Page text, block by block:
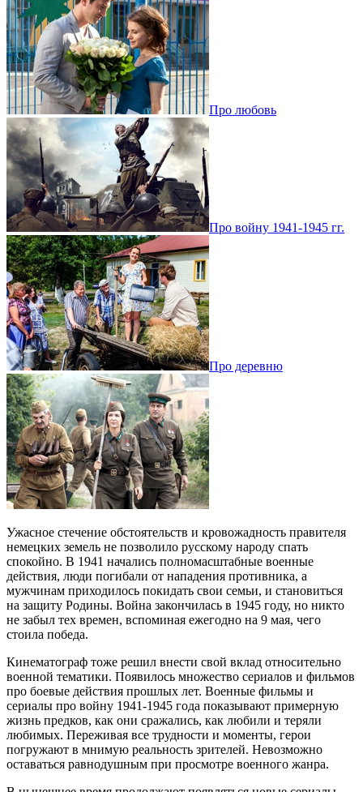
Про любовь
Про войну 1941-1945 гг.
Про деревню
Ужасное стечение обстоятельств и кровожадность правителя
немецких земель не позволило русскому народу спать
спокойно. В 1941 начались полномасштабные военные
действия, люди погибали от нападения противника, а
мужчинам приходилось покидать свои семьи, и становиться
на защиту Родины. Война закончилась в 1945 году, но никто
не забыл тех времен, вспоминая ежегодно на 9 мая, чего
стоила победа.
Кинематограф тоже решил внести свой вклад относительно
военной тематики. Появилось множество сериалов и фильмов
про боевые действия прошлых лет. Военные фильмы и
сериалы про войну 1941-1945 года показывают примерную
жизнь предков, как они сражались, как любили и теряли
любимых. Переживая все трудности и моменты, герои
погружают в мнимую реальность зрителей. Невозможно
оставаться равнодушным при просмотре военного жанра.